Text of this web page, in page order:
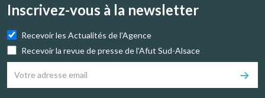
Inscrivez-vous à la newsletter
Recevoir les Actualités de l'Agence
Recevoir la revue de presse de l'Afut Sud-Alsace